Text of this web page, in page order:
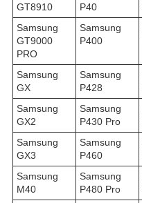
GT8910
P40
Samsung
GT9000
PRO
Samsung
P400
Samsung
GX
Samsung
P428
Samsung
GX2
Samsung
P430 Pro
Samsung
GX3
Samsung
P460
Samsung
M40
Samsung
P480 Pro